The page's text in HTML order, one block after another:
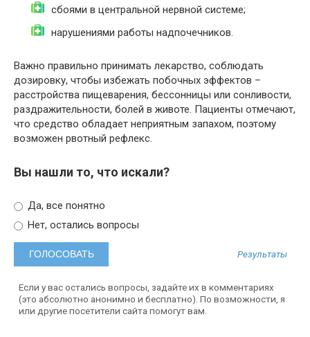
сбоями в центральной нервной системе;
нарушениями работы надпочечников.
Важно правильно принимать лекарство, соблюдать
дозировку, чтобы избежать побочных эффектов –
расстройства пищеварения, бессонницы или сонливости,
раздражительности, болей в животе. Пациенты отмечают,
что средство обладает неприятным запахом, поэтому
возможен рвотный рефлекс.
Вы нашли то, что искали?
Да, все понятно
Нет, остались вопросы
Результаты
Если у вас остались вопросы, задайте их в комментариях
(это абсолютно анонимно и бесплатно). По возможности, я
или другие посетители сайта помогут вам.